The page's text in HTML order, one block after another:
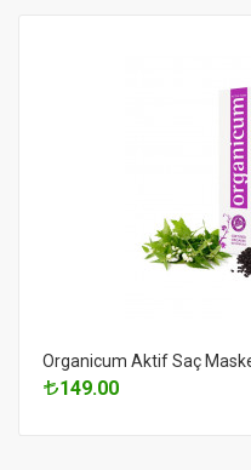
Organicum Aktif Saç
149.00